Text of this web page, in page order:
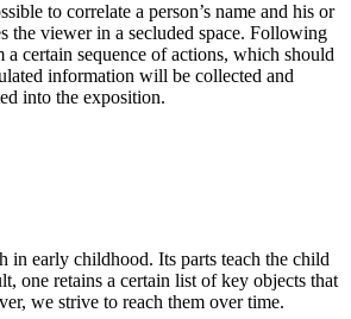
to correlate a person’s name and his or
the viewer in a secluded space. Following
certain sequence of actions, which should
information will be collected and
into the exposition.
in early childhood. Its parts teach the child
one retains a certain list of key objects that
we strive to reach them over time.